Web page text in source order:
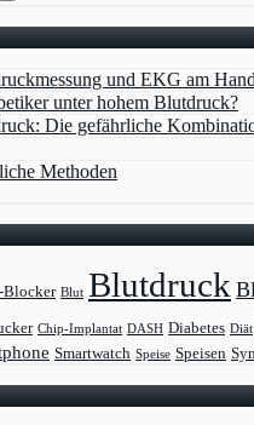
und EKG am
unter hohem Blutdruck?
Die gefährliche
Methoden
Blocker Blut Blutdruck
Chip-Implantat DASH Diabetes Diät
Smartwatch Speise Speisen